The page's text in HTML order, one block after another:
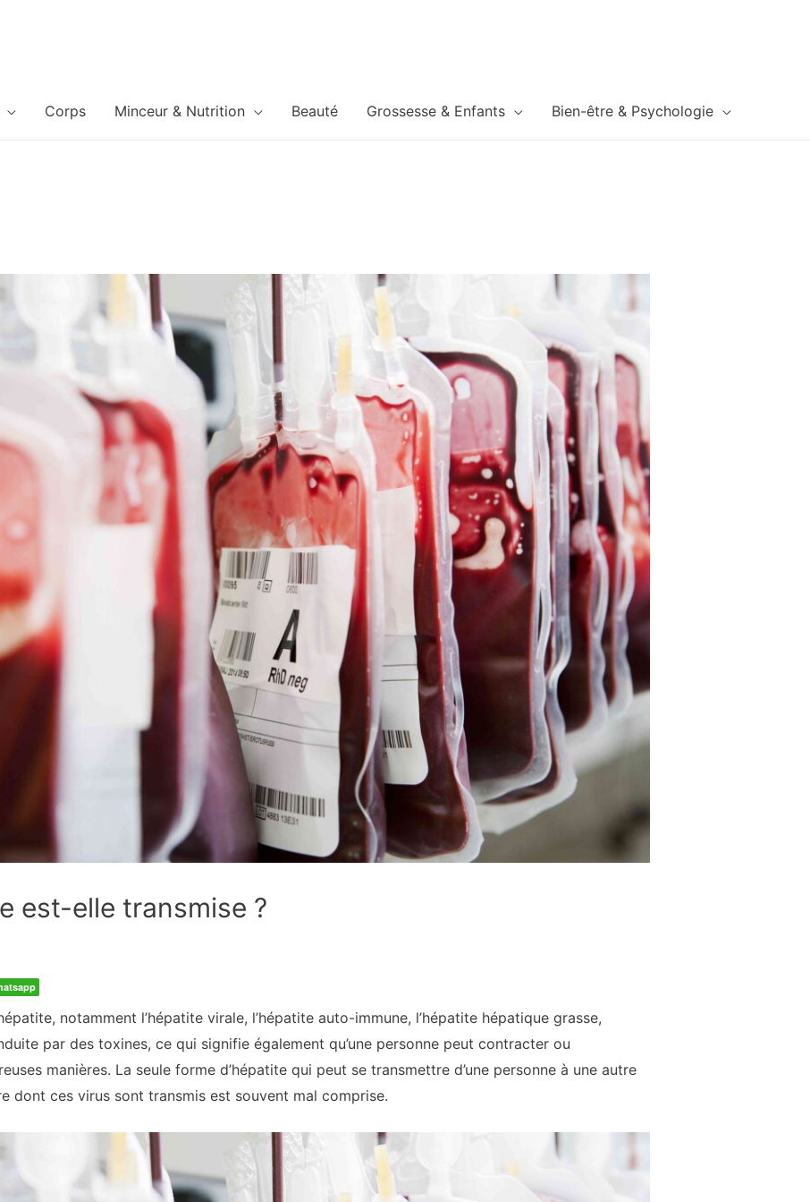
Corps Minceur & Nutrition Beauté Grossesse & Enfants Bien-être & Psychologie
est-elle transmise ?
notamment l’hépatite virale, l’hépatite auto-immune, l’hépatite hépatique grasse,
par des toxines, ce qui signifie également qu’une personne peut contracter ou
manières. La seule forme d’hépatite qui peut se transmettre d’une personne à une autre
dont ces virus sont transmis est souvent mal comprise.